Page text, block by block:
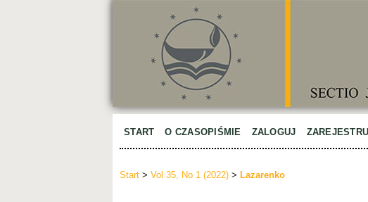
START O CZASOPIŚMIE ZALOGUJ
Start > Vol 35, No 1 (2022) > Lazarenko